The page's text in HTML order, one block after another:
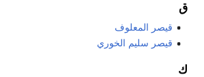
ق
قيصر المعلوف
قيصر سليم الخوري
ك